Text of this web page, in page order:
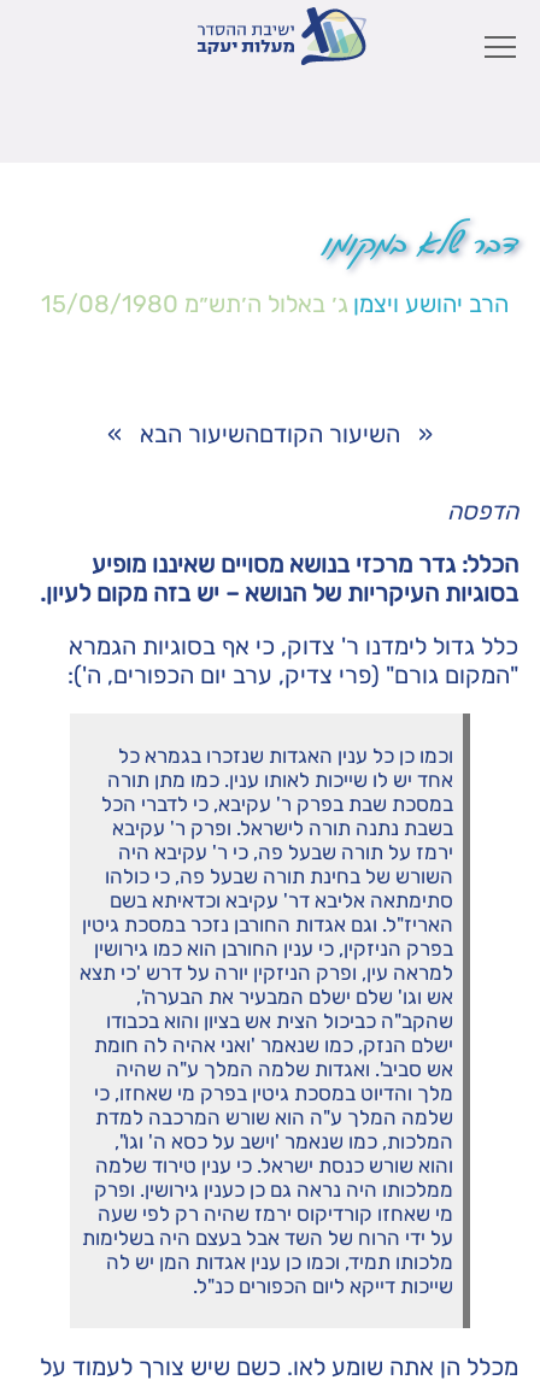
דבר שלא במקומו
הרב יהושע ויצמן ג׳ באלול ה׳תש״מ 15/08/1980
« השיעור הקודםהשיעור הבא »
הדפסה
הכלל: גדר מרכזי בנושא מסויים שאיננו מופיע
בסוגיות העיקריות של הנושא – יש בזה מקום לעיון.
כלל גדול לימדנו ר' צדוק, כי אף בסוגיות הגמרא
"המקום גורם" (פרי צדיק, ערב יום הכפורים, ה'):
וכמו כן כל ענין האגדות שנזכרו בגמרא כל
אחד יש לו שייכות לאותו ענין. כמו מתן תורה
במסכת שבת בפרק ר' עקיבא, כי לדברי הכל
בשבת נתנה תורה לישראל. ופרק ר' עקיבא
ירמז על תורה שבעל פה, כי ר' עקיבא היה
השורש של בחינת תורה שבעל פה, כי כולהו
סתימתאה אליבא דר' עקיבא וכדאיתא בשם
האריז"ל. וגם אגדות החורבן נזכר במסכת גיטין
בפרק הניזקין, כי ענין החורבן הוא כמו גירושין
למראה עין, ופרק הניזקין יורה על דרש 'כי תצא
אש וגו' שלם ישלם המבעיר את הבערה',
שהקב"ה כביכול הצית אש בציון והוא בכבודו
ישלם הנזק, כמו שנאמר 'ואני אהיה לה חומת
אש סביב'. ואגדות שלמה המלך ע"ה שהיה
מלך והדיוט במסכת גיטין בפרק מי שאחזו, כי
שלמה המלך ע"ה הוא שורש המרכבה למדת
המלכות, כמו שנאמר 'וישב על כסא ה' וגו",
והוא שורש כנסת ישראל. כי ענין טירוד שלמה
ממלכותו היה נראה גם כן כענין גירושין. ופרק
מי שאחזו קורדיקוס ירמז שהיה רק לפי שעה
על ידי הרוח של השד אבל בעצם היה בשלימות
מלכותו תמיד, וכמו כן ענין אגדות המן יש לה
שייכות דייקא ליום הכפורים כנ"ל.
מכלל הן אתה שומע לאו. כשם שיש צורך לעמוד על